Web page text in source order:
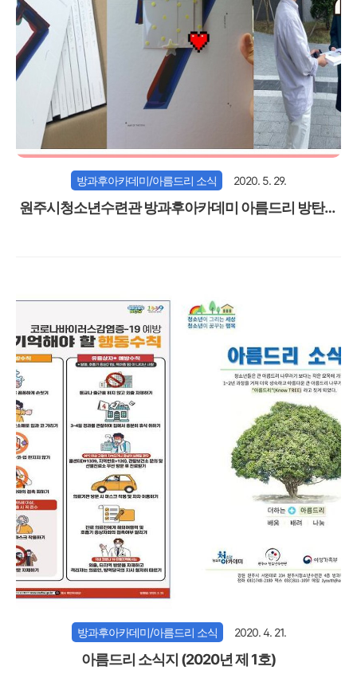
방과후아카데미/아름드리 소식 2020. 5. 29.
원주시청소년수련관 방과후아카데미 아름드리 방탄소
방과후아카데미/아름드리 소식 2020. 4. 21.
아름드리 소식지 (2020년 제 1호)